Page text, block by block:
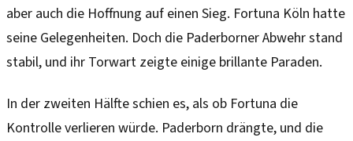
aber auch die Hoffnung auf einen Sieg. Fortuna Köln hatte
seine Gelegenheiten. Doch die Paderborner Abwehr stand
stabil, und ihr Torwart zeigte einige brillante Paraden.
In der zweiten Hälfte schien es, als ob Fortuna die
Kontrolle verlieren würde. Paderborn drängte, und die